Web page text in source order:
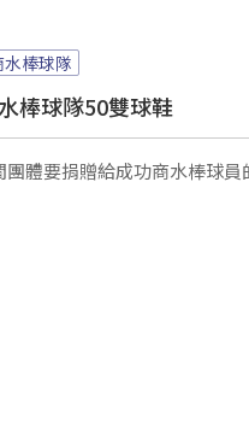
水棒球隊
棒球隊50雙球鞋
體要捐贈給成功商水棒球員